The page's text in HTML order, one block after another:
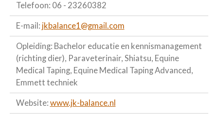
Telefoon: 06 - 23260382
E-mail: jkbalance1@gmail.com
Opleiding: Bachelor educatie en kennismanagement
(richting dier), Paraveterinair, Shiatsu, Equine
Medical Taping, Equine Medical Taping Advanced,
Emmett techniek
Website: www.jk-balance.nl